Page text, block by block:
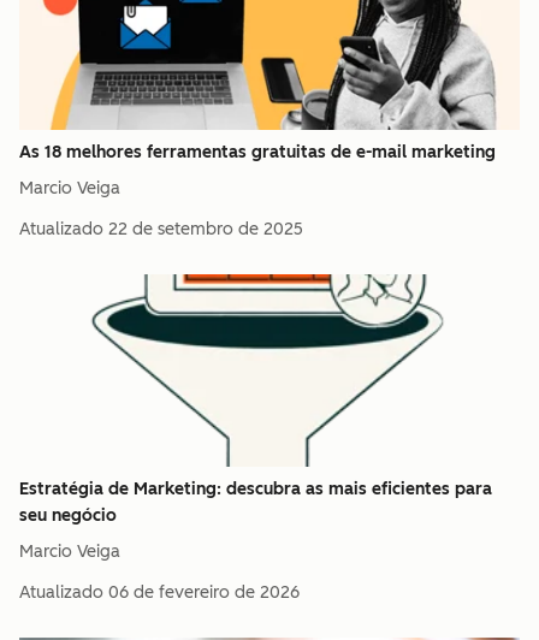
As 18 melhores ferramentas gratuitas de e-mail marketing
Marcio Veiga
Atualizado 22 de setembro de 2025
Estratégia de Marketing: descubra as mais eficientes para
seu negócio
Marcio Veiga
Atualizado 06 de fevereiro de 2026